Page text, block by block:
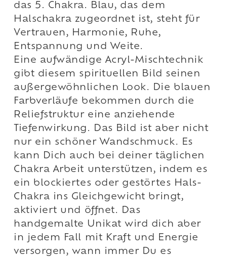
das 5. Chakra. Blau, das dem
Halschakra zugeordnet ist, steht für
Vertrauen, Harmonie, Ruhe,
Entspannung und Weite.
Eine aufwändige Acryl-Mischtechnik
gibt diesem spirituellen Bild seinen
außergewöhnlichen Look. Die blauen
Farbverläufe bekommen durch die
Reliefstruktur eine anziehende
Tiefenwirkung. Das Bild ist aber nicht
nur ein schöner Wandschmuck. Es
kann Dich auch bei deiner täglichen
Chakra Arbeit unterstützen, indem es
ein blockiertes oder gestörtes Hals-
Chakra ins Gleichgewicht bringt,
aktiviert und öffnet. Das
handgemalte Unikat wird dich aber
in jedem Fall mit Kraft und Energie
versorgen, wann immer Du es